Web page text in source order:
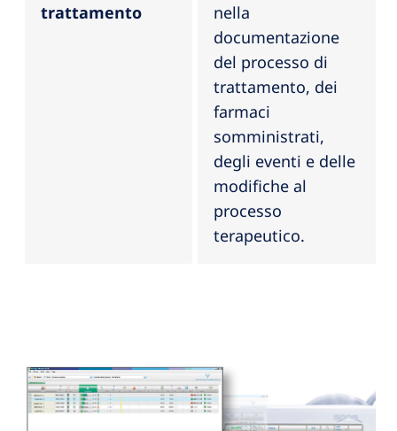
trattamento
nella
documentazione
del processo di
trattamento, dei
farmaci
somministrati,
degli eventi e delle
modifiche al
processo
terapeutico.